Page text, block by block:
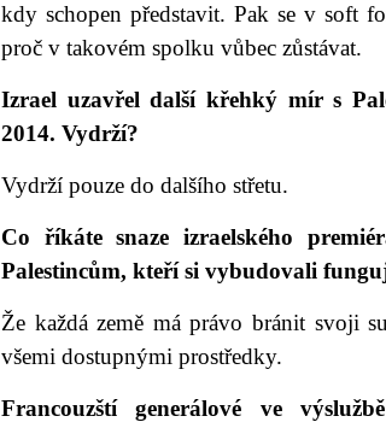
kdy schopen představit. Pak se v soft
proč v takovém spolku vůbec zůstávat.
Izrael uzavřel další křehký mír s
2014. Vydrží?
Vydrží pouze do dalšího střetu.
Co říkáte snaze izraelského
Palestincům, kteří si vybudovali
Že každá země má právo bránit svoji
všemi dostupnými prostředky.
Francouzští generálové ve